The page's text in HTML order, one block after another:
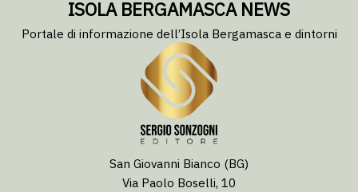
ISOLA BERGAMASCA NEWS
Portale di informazione dell’Isola Bergamasca e dintorni
San Giovanni Bianco (BG)
Via Paolo Boselli, 10